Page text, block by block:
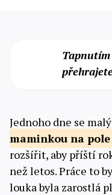
Jednoho dne se
maminkou na pole
rozšířit, aby příští
než letos. Práce to
louka byla zarostlá